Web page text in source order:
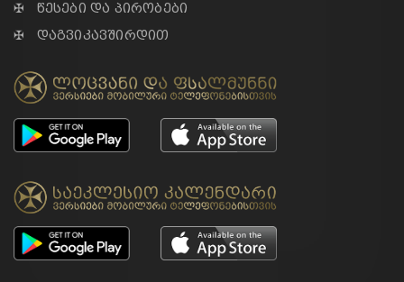
✠ წესები და პირობები
✠ დაგვიკავშირდით